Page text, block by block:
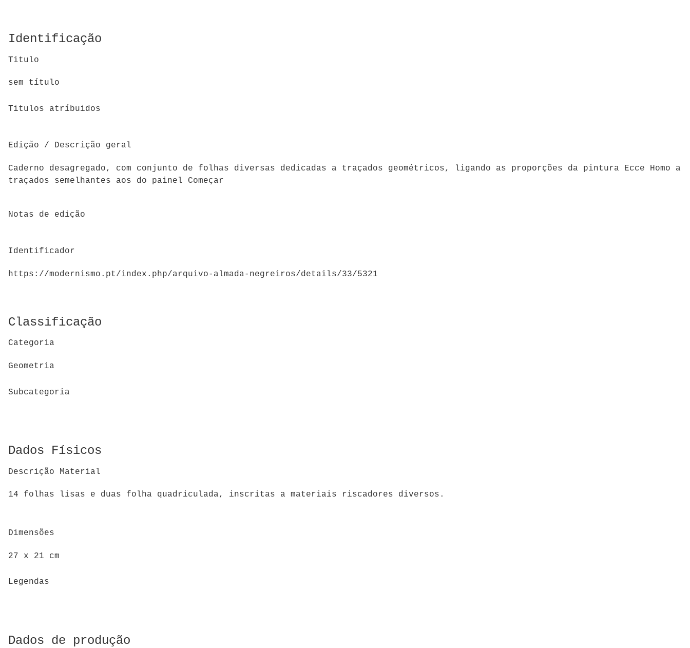
Identificação
Titulo
sem título
Titulos atríbuidos
Edição / Descrição geral
Caderno desagregado, com conjunto de folhas diversas dedicadas a traçados geométricos, ligando as proporções da pintura Ecce Homo a
traçados semelhantes aos do painel Começar
Notas de edição
Identificador
https://modernismo.pt/index.php/arquivo-almada-negreiros/details/33/5321
Classificação
Categoria
Geometria
Subcategoria
Dados Físicos
Descrição Material
14 folhas lisas e duas folha quadriculada, inscritas a materiais riscadores diversos.
Dimensões
27 x 21 cm
Legendas
Dados de produção